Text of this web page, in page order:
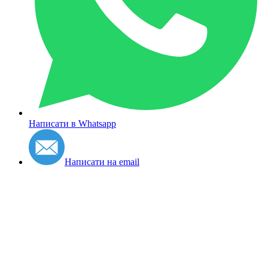
Написати в Whatsapp
Написати на email